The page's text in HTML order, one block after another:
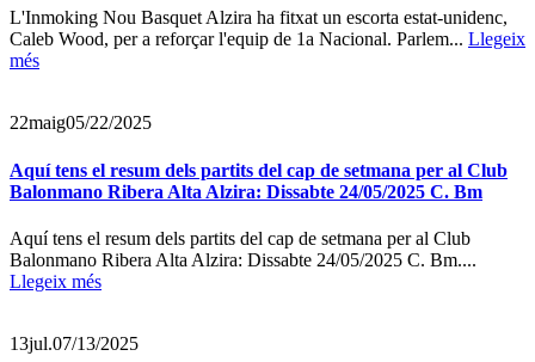
L'Inmoking Nou Basquet Alzira ha fitxat un escorta estat-unidenc,
Caleb Wood, per a reforçar l'equip de 1a Nacional. Parlem... Llegeix
més
22maig05/22/2025
Aquí tens el resum dels partits del cap de setmana per al Club
Balonmano Ribera Alta Alzira: Dissabte 24/05/2025 C. Bm
Aquí tens el resum dels partits del cap de setmana per al Club
Balonmano Ribera Alta Alzira: Dissabte 24/05/2025 C. Bm....
Llegeix més
13jul.07/13/2025